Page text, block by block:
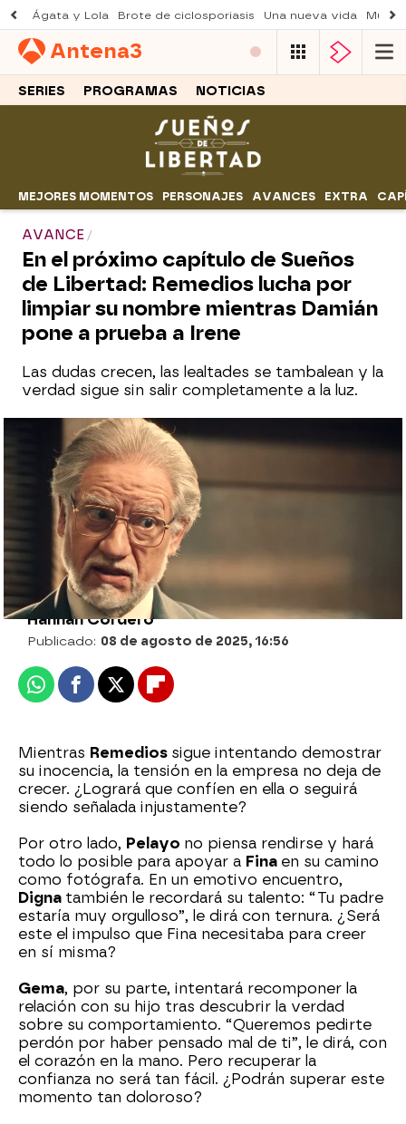
Ágata y Lola Brote de ciclosporiasis Una nueva vida
Antena3
SERIES PROGRAMAS NOTICIAS
MEJORES MOMENTOS PERSONAJES AVANCES EXTRA
AVANCE
En el próximo capítulo de Sueños
de Libertad: Remedios lucha por
limpiar su nombre mientras Damián
pone a prueba a Irene
Las dudas crecen, las lealtades se tambalean y la
verdad sigue sin salir completamente a la luz.
Remedios, destrozada tras ser acusada
del robo: “No he visto esa llave en mi
vida”
Hannah Cordero
Publicado: 08 de agosto de 2025, 16:56
WhatsappFacebook
X Flipboard
Mientras Remedios sigue intentando demostrar
su inocencia, la tensión en la empresa no deja de
crecer. ¿Logrará que confíen en ella o seguirá
siendo señalada injustamente?
Por otro lado, Pelayo no piensa rendirse y hará
todo lo posible para apoyar a Fina en su camino
como fotógrafa. En un emotivo encuentro,
Digna también le recordará su talento: “Tu padre
estaría muy orgulloso”, le dirá con ternura. ¿Será
este el impulso que Fina necesitaba para creer
en sí misma?
Gema, por su parte, intentará recomponer la
relación con su hijo tras descubrir la verdad
sobre su comportamiento. “Queremos pedirte
perdón por haber pensado mal de ti”, le dirá, con
el corazón en la mano. Pero recuperar la
confianza no será tan fácil. ¿Podrán superar este
momento tan doloroso?